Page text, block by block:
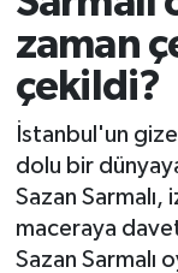
zaman
çekildi?
İstanbul'un
dolu bir
Sazan
maceraya
Sazan Sarmalı
Ekonomi
Sağlık
Tokat